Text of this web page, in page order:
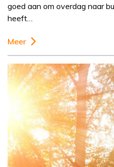
goed aan om overdag naar
heeft…
Meer